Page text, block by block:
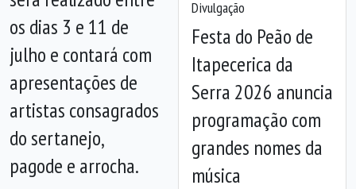
Divulgação
Festa do Peão de
Itapecerica da
Serra 2026 anuncia
programação com
grandes nomes da
música
os dias 3 e 11 de
julho e contará com
apresentações de
artistas consagrados
do sertanejo,
pagode e arrocha.